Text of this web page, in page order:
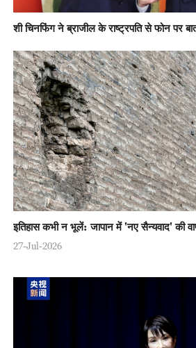
शी चिनफिंग ने ब्राजील के राष्ट्रपति से फोन पर
इतिहास कभी न भूलें: जापान में 'नए सैन्यवाद' की
27-Jul-2026